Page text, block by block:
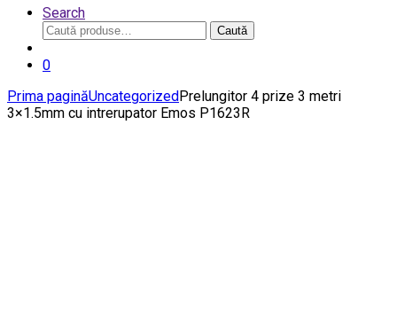
Search
Caută
după:
Caută
0
Prima paginăUncategorizedPrelungitor 4 prize 3 metri
3×1.5mm cu intrerupator Emos P1623R